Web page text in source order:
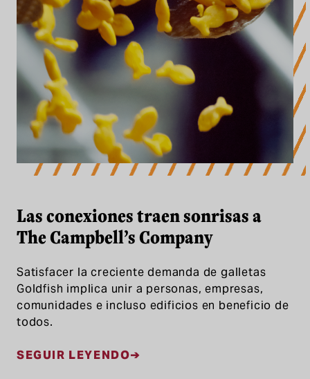
Las conexiones traen sonrisas a
The Campbell’s Company
Satisfacer la creciente demanda de galletas
Goldfish implica unir a personas, empresas,
comunidades e incluso edificios en beneficio de
todos.
SEGUIR LEYENDO